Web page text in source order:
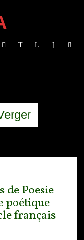
de Poesie
poétique
français